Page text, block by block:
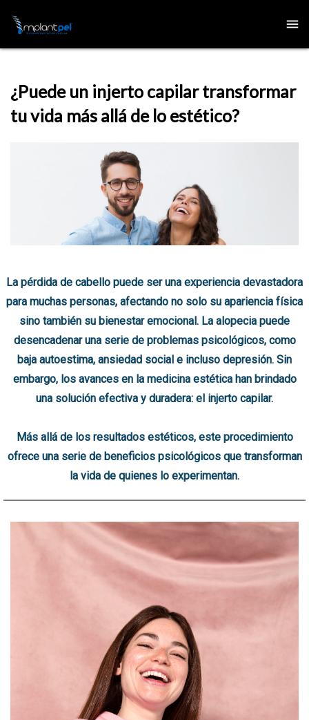
menu
¿Puede un injerto capilar transformar
tu vida más allá de lo estético?
La pérdida de cabello puede ser una experiencia devastadora
para muchas personas, afectando no solo su apariencia física
sino también su bienestar emocional. La alopecia puede
desencadenar una serie de problemas psicológicos, como
baja autoestima, ansiedad social e incluso depresión. Sin
embargo, los avances en la medicina estética han brindado
una solución efectiva y duradera: el injerto capilar.
Más allá de los resultados estéticos, este procedimiento
ofrece una serie de beneficios psicológicos que transforman
la vida de quienes lo experimentan.